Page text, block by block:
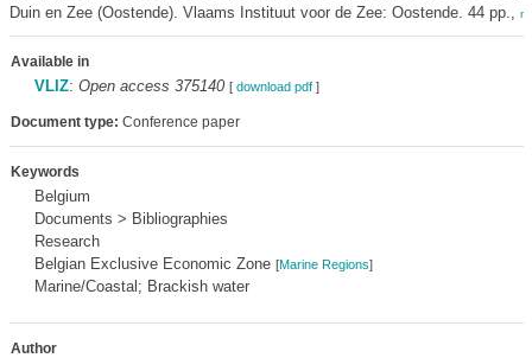
Duin en Zee (Oostende). Vlaams Instituut voor de Zee: Oostende. 44 pp.,
Available in
VLIZ: Open access 375140 [ download pdf]
Document type: Conference paper
Keywords
Belgium
Documents > Bibliographies
Research
Belgian Exclusive Economic Zone [Marine Regions]
Marine/Coastal; Brackish water
Author